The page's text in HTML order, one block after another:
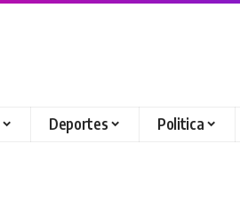
Deportes Politica